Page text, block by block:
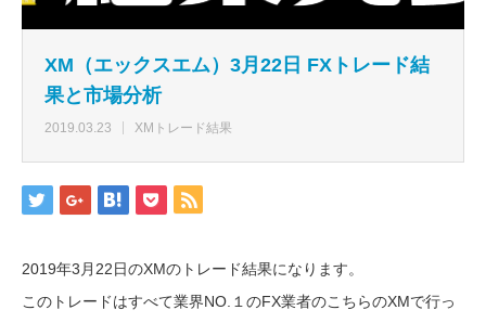
XM（エックスエム）3月22日 FXトレード結
果と市場分析
2019.03.23 XMトレード結果
2019年3月22日のXMのトレード結果になります。
このトレードはすべて業界NO.１のFX業者のこちらのXMで行っ